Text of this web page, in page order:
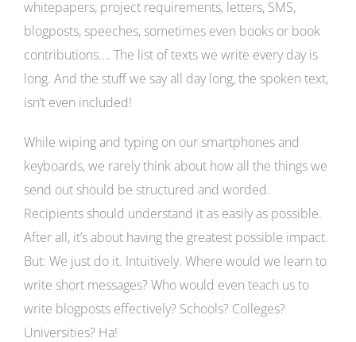
whitepapers, project requirements, letters, SMS,
blogposts, speeches, sometimes even books or book
contributions…. The list of texts we write every day is
long. And the stuff we say all day long, the spoken text,
isn’t even included!
While wiping and typing on our smartphones and
keyboards, we rarely think about how all the things we
send out should be structured and worded.
Recipients should understand it as easily as possible.
After all, it’s about having the greatest possible impact.
But: We just do it. Intuitively. Where would we learn to
write short messages? Who would even teach us to
write blogposts effectively? Schools? Colleges?
Universities? Ha!